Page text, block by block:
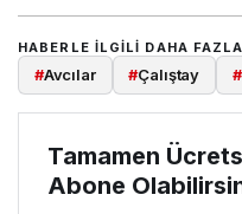
HABERLE ILGILI DAHA
#Avcılar #Çalıştay #
Tamamen
Abone